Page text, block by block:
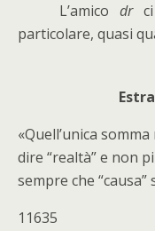
L’amicodrci
particolare, quasi
«Quell’unica
dire “realtà” e non
sempre che
11635